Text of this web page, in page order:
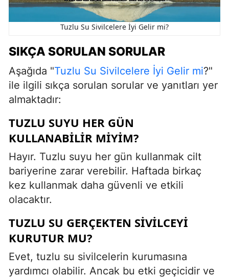
Tuzlu Su Sivilcelere İyi Gelir mi?
SIKÇA SORULAN SORULAR
Aşağıda "Tuzlu Su Sivilcelere İyi Gelir mi?"
ile ilgili sıkça sorulan sorular ve yanıtları yer
almaktadır:
TUZLU SUYU HER GÜN
KULLANABILIR MIYIM?
Hayır. Tuzlu suyu her gün kullanmak cilt
bariyerine zarar verebilir. Haftada birkaç
kez kullanmak daha güvenli ve etkili
olacaktır.
TUZLU SU GERÇEKTEN SIVILCEYI
KURUTUR MU?
Evet, tuzlu su sivilcelerin kurumasına
yardımcı olabilir. Ancak bu etki geçicidir ve